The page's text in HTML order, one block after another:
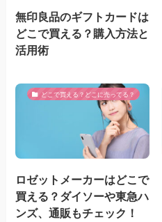
無印良品のギフトカードは
どこで買える？購入方法と
活用術
どこで買える？どこに売ってる？
ロゼットメーカーはどこで
買える？ダイソーや東急ハ
ンズ、通販もチェック！